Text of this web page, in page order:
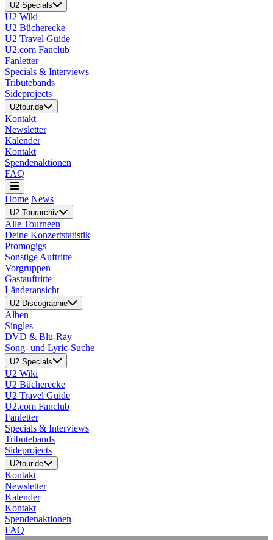
U2 Specials
U2 Wiki
U2 Bücherecke
U2 Travel Guide
U2.com Fanclub
Fanletter
Specials & Interviews
Tributebands
Sideprojects
U2tour.de
Kontakt
Newsletter
Kalender
Kontakt
Spendenaktionen
FAQ
Home News
U2 Tourarchiv
Alle Tourneen
Deine Konzertstatistik
Promogigs
Sonstige Auftritte
Vorgruppen
Gastauftritte
Länderansicht
U2 Discographie
Alben
Singles
DVD & Blu-Ray
Song- und Lyric-Suche
U2 Specials
U2 Wiki
U2 Bücherecke
U2 Travel Guide
U2.com Fanclub
Fanletter
Specials & Interviews
Tributebands
Sideprojects
U2tour.de
Kontakt
Newsletter
Kalender
Kontakt
Spendenaktionen
FAQ